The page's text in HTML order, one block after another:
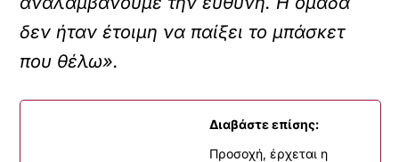
δεν ήταν έτοιμη να παίξει το μπάσκετ
που θέλω».
Διαβάστε επίσης:
Προσοχή, έρχεται η